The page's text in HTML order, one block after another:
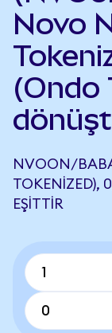
Novo
(Ondo
NVOON/
TOKENIZED),
EŞITTIR